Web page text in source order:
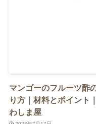
マンゴーのフルーツ酢
り方｜材料とポイント
わしま屋